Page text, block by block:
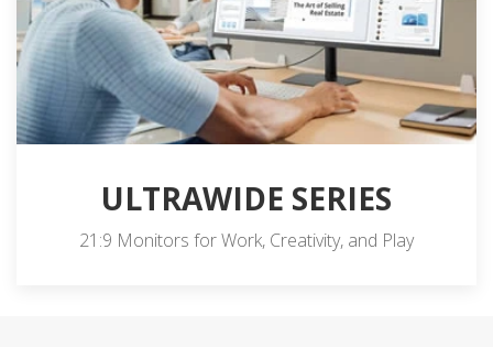
ULTRAWIDE SERIES
21:9 Monitors for Work, Creativity, and Play